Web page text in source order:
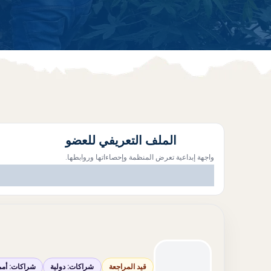
الملف التعريفي للعضو
واجهة إبداعية تعرض المنظمة وإحصاءاتها وروابطها.
قيد المراجعة شراكات: دولية شراكات: